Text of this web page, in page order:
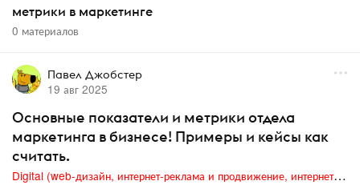
метрики в маркетинге
0 материалов
Павел Джобстер
19 авг 2025
Основные показатели и метрики отдела
маркетинга в бизнесе! Примеры и кейсы как
считать.
Digital (web-дизайн, интернет-реклама и продвижение, интернет-сообщества и блоги, интернет-коммуникации, мобильный маркетинг, реклама на цифровых экранах)